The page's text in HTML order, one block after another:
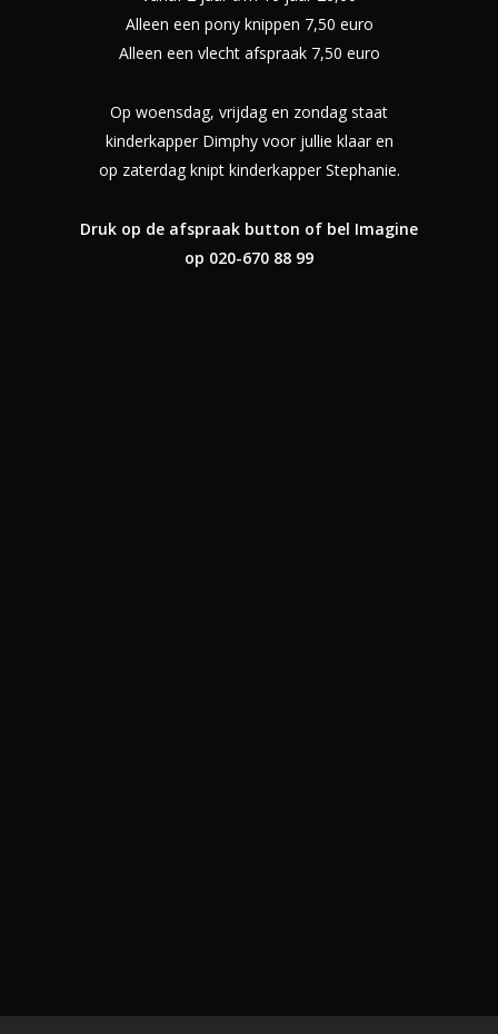
Alleen een pony knippen 7,50 euro
Alleen een vlecht afspraak 7,50 euro
Op woensdag, vrijdag en zondag staat
kinderkapper Dimphy voor jullie klaar en
op zaterdag knipt kinderkapper Stephanie.
Druk op de afspraak button of bel Imagine
op 020-670 88 99